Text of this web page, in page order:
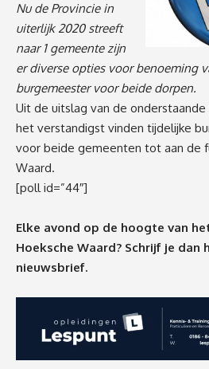
Nu de Provincie in
uiterlijk 2020 streeft
naar 1 gemeente zijn
er diverse opties voor benoeming
burgemeester voor beide dorpen.
Uit de uitslag van de
het verstandigst vinden tijdelijke
voor beide gemeenten tot aan de
Waard.
[poll id=”44″]
Elke avond op de hoogte van
Hoeksche Waard? Schrijf je dan
nieuwsbrief.